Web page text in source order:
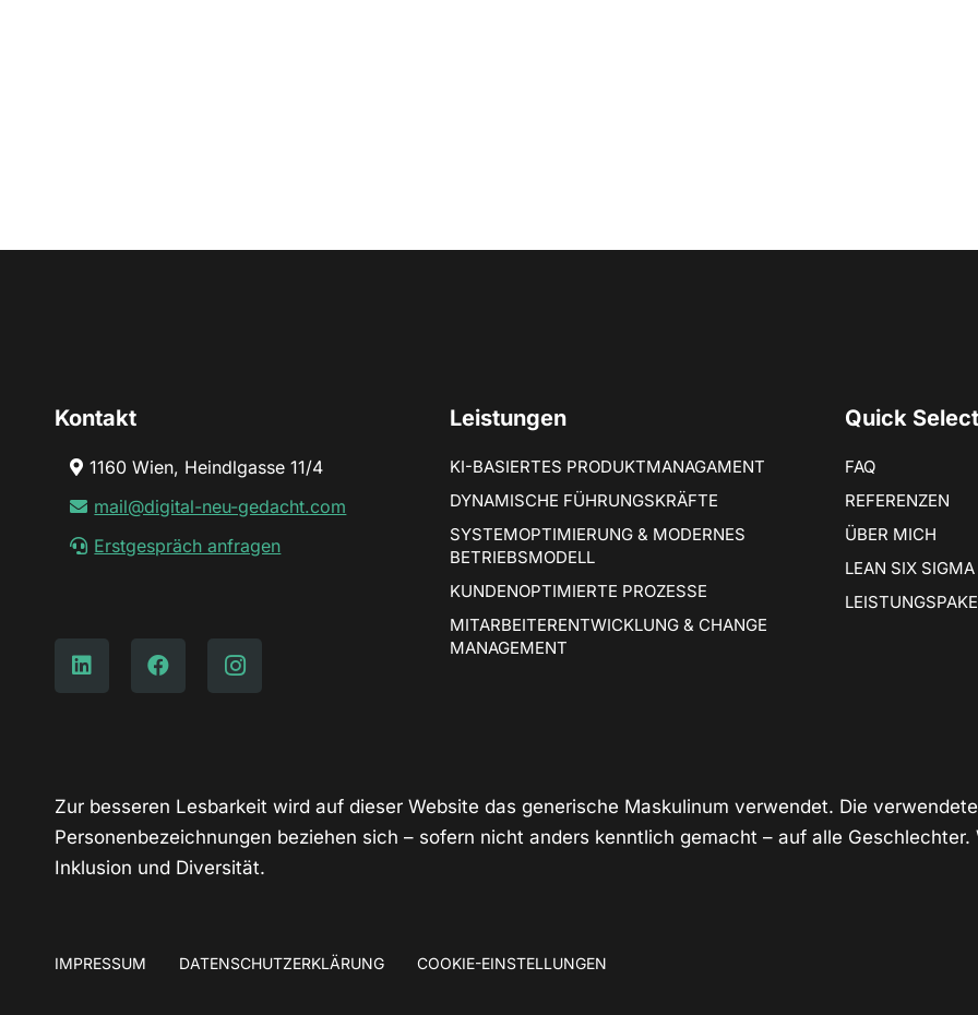
Kontakt
1160 Wien, Heindlgasse 11/4
mail@digital-neu-gedacht.com
Erstgespräch anfragen
Leistungen
KI-BASIERTES PRODUKTMANAGAMENT
DYNAMISCHE FÜHRUNGSKRÄFTE
SYSTEMOPTIMIERUNG & MODERNES
BETRIEBSMODELL
KUNDENOPTIMIERTE PROZESSE
MITARBEITERENTWICKLUNG & CHANGE
MANAGEMENT
Quick
FAQ
REFERENZEN
ÜBER MICH
LEAN SIX SIGMA
Zur besseren Lesbarkeit wird auf dieser Website das generische Maskulinum verwendet. Die
Personenbezeichnungen beziehen sich – sofern nicht anders kenntlich gemacht – auf alle Geschlechter.
Inklusion und Diversität.
IMPRESSUM DATENSCHUTZERKLÄRUNG COOKIE-EINSTELLUNGEN